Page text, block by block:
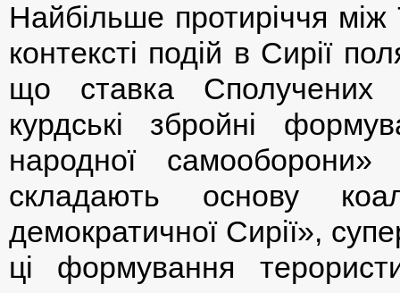
Найбільше протиріччя
контексті подій в Сирії
що ставка Сполучених
курдські збройні
народної самооборони»
складають основу
демократичної Сирії»,
ці формування